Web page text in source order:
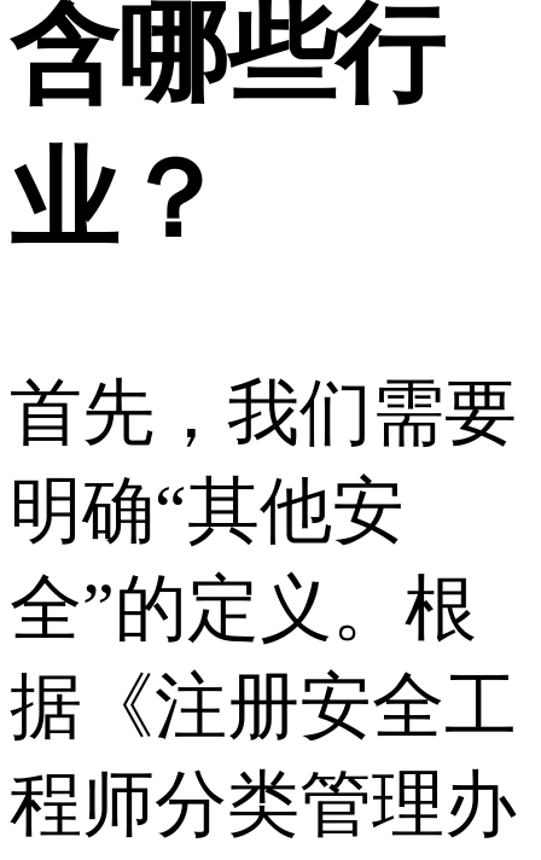
含哪些行
业？
首先，我们需要
明确“其他安
全”的定义。根
据《注册安全工
程师分类管理办